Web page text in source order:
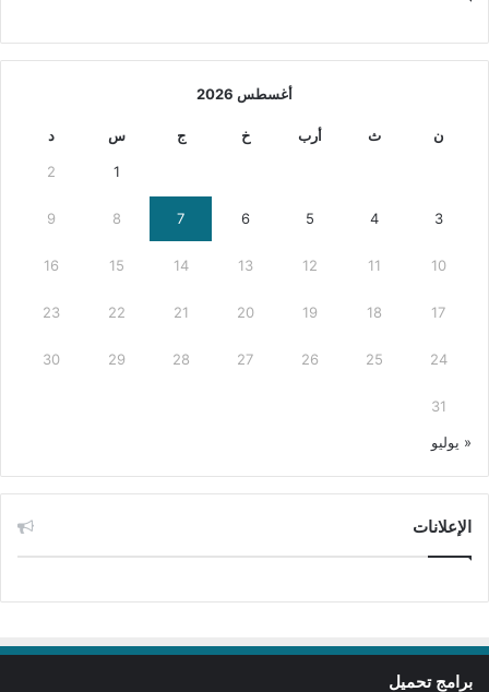
أغسطس 2026
ن ث أرب خ ج س د
1
2
3
4
5
6
7
8
9
10
11
12
13
14
15
16
17
18
19
20
21
22
23
24
25
26
27
28
29
30
31
« يوليو
الإعلانات
برامج تحميل